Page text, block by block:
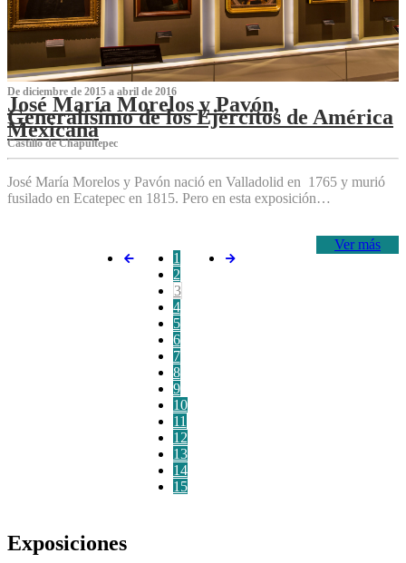
De diciembre de 2015 a abril de 2016
José María Morelos y Pavón,
Generalísimo de los Ejércitos de América
Mexicana
C‌astillo de Chapultepec
José María Morelos y Pavón nació en Valladolid en 1765 y murió
fusilado en Ecatepec en 1815. Pero en esta exposición…
Ver más
1
2
3
4
5
6
7
8
9
10
11
12
13
14
15
Exposiciones